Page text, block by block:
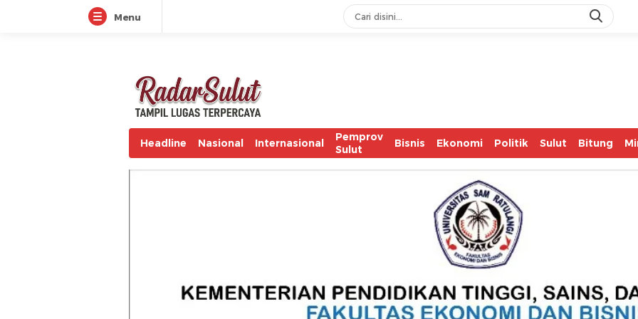
Menu
radarsulut.com
Headline Nasional Internasional
Pemprov
Sulut
Bisnis Ekonomi Politik Sulut Bitung